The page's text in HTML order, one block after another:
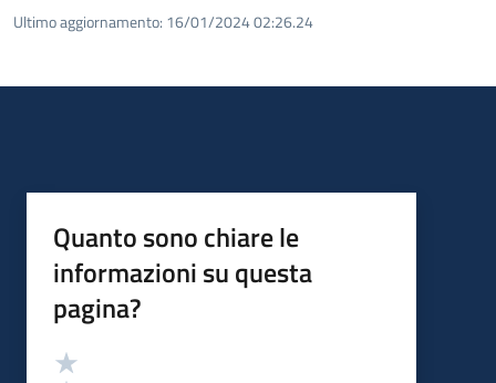
Ultimo aggiornamento: 16/01/2024 02:26.24
Quanto sono chiare le
informazioni su questa
pagina?
Valutazione